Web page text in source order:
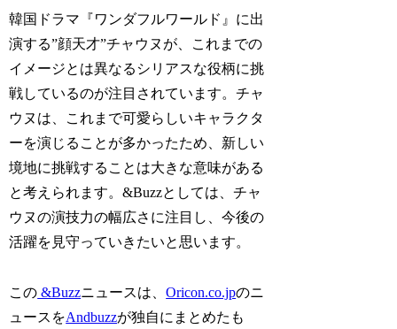
韓国ドラマ『ワンダフルワールド』に出
演する”顔天才”チャウヌが、これまでの
イメージとは異なるシリアスな役柄に挑
戦しているのが注目されています。チャ
ウヌは、これまで可愛らしいキャラクタ
ーを演じることが多かったため、新しい
境地に挑戦することは大きな意味がある
と考えられます。&Buzzとしては、チャ
ウヌの演技力の幅広さに注目し、今後の
活躍を見守っていきたいと思います。
この &Buzzニュースは、Oricon.co.jpのニ
ュースをAndbuzzが独自にまとめたも